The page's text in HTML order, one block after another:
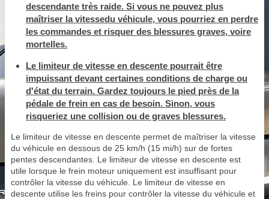
descendante très raide. Si vous ne pouvez plus
maîtriser la vitessedu véhicule, vous pourriez en perdre
les commandes et risquer des blessures graves, voire
mortelles.
Le limiteur de vitesse en descente pourrait être
impuissant devant certaines conditions de charge ou
d'état du terrain. Gardez toujours le pied près de la
pédale de frein en cas de besoin. Sinon, vous
risqueriez une collision ou de graves blessures.
Le limiteur de vitesse en descente permet de maîtriser la vitesse
du véhicule en dessous de 25 km/h (15 mi/h) sur de fortes
pentes descendantes. Le limiteur de vitesse en descente est
utile lorsque le frein moteur uniquement est insuffisant pour
contrôler la vitesse du véhicule. Le limiteur de vitesse en
descente utilise les freins pour contrôler la vitesse du véhicule et